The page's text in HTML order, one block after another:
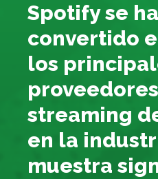
Spotify se ha
convertido
los
streaming
en la
muestra